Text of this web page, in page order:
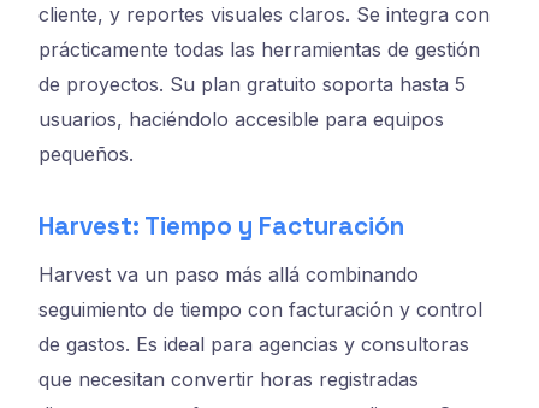
cliente, y reportes visuales claros. Se integra con
prácticamente todas las herramientas de gestión
de proyectos. Su plan gratuito soporta hasta 5
usuarios, haciéndolo accesible para equipos
pequeños.
Harvest: Tiempo y Facturación
Harvest va un paso más allá combinando
seguimiento de tiempo con facturación y control
de gastos. Es ideal para agencias y consultoras
que necesitan convertir horas registradas